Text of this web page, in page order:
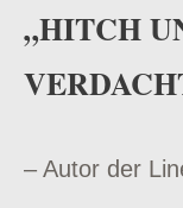
„HITCH
– Autor der